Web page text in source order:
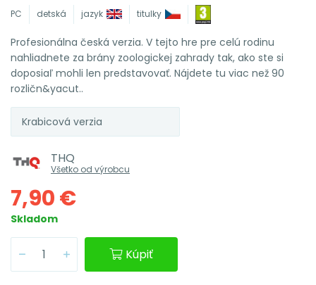
PC detská jazyk titulky
Profesionálna česká verzia. V tejto hre pre celú rodinu
nahliadnete za brány zoologickej zahrady tak, ako ste si
doposiaľ mohli len predstavovať. Nájdete tu viac než 90
rozličn&yacut..
Krabicová verzia
THQ
Všetko od výrobcu
7,90 €
Skladom
Kúpiť